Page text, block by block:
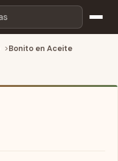
Bonito en Aceite